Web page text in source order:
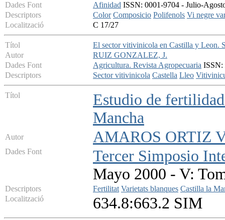
Dades Font Afinidad ISSN: 0001-9704 - Julio-
Descriptors
Color Composicio Polifenols Vi negre
Localització
C 17/27
Títol
El sector vitivinicola en Castilla y Leon.
Autor
RUIZ GONZALEZ, J.
Dades Font
Agricultura. Revista Agropecuaria ISSN:
Descriptors
Sector vitivinicola Castella Lleo
Títol
Estudio de
Mancha
Autor AMAROS ORTIZ
Dades Font
Tercer Simposio
Mayo 2000 - V:
Descriptors Fertilitat Varietats blanques Castilla la
Localització
634.8:663.2 SIM